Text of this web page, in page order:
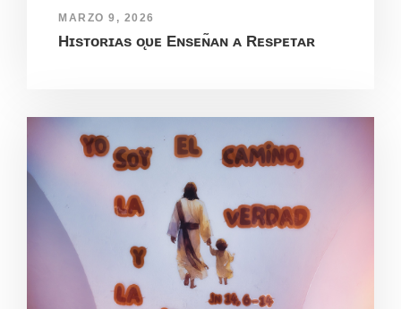
MARZO 9, 2026
Hɪsᴛᴏʀɪᴀs ᴏ̨ᴜᴇ Eɴsᴇɴ̃ᴀɴ ᴀ Rᴇsᴘᴇᴛᴀʀ